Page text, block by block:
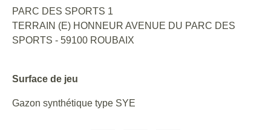
PARC DES SPORTS 1
TERRAIN (E) HONNEUR AVENUE DU PARC DES
SPORTS - 59100 ROUBAIX
Surface de jeu
Gazon synthétique type SYE